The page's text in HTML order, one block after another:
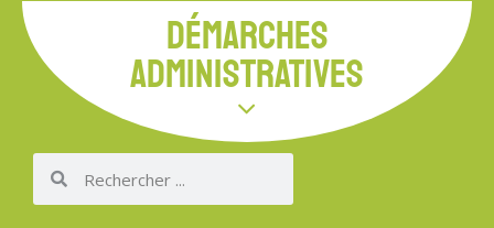
DÉMARCHES
ADMINISTRATIVES